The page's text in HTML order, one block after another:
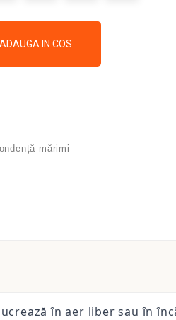
ADAUGA IN COS
mărimi
în aer liber sau în